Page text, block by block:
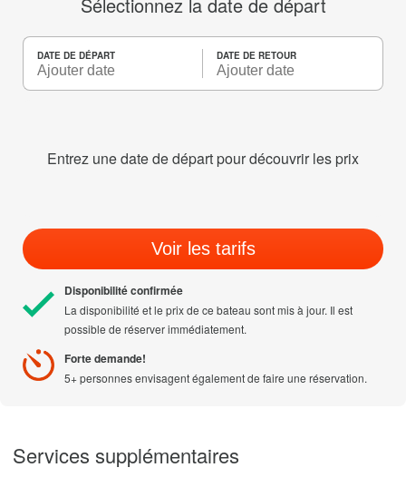
DATE DE DÉPART DATE DE RETOUR
Entrez une date de départ pour découvrir les prix
Voir les tarifs
Disponibilité confirmée
La disponibilité et le prix de ce bateau sont mis à jour. Il est
possible de réserver immédiatement.
Forte demande!
5+ personnes envisagent également de faire une réservation.
Services supplémentaires